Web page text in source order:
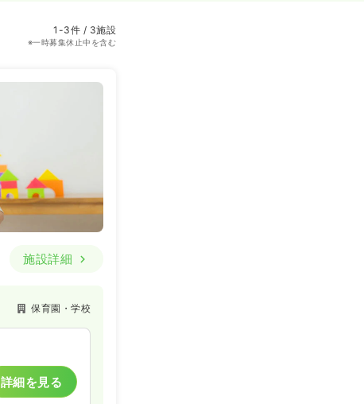
1-3件 / 3施設
※一時募集休止中を含む
施設詳細
保育園・学校
詳細を見る